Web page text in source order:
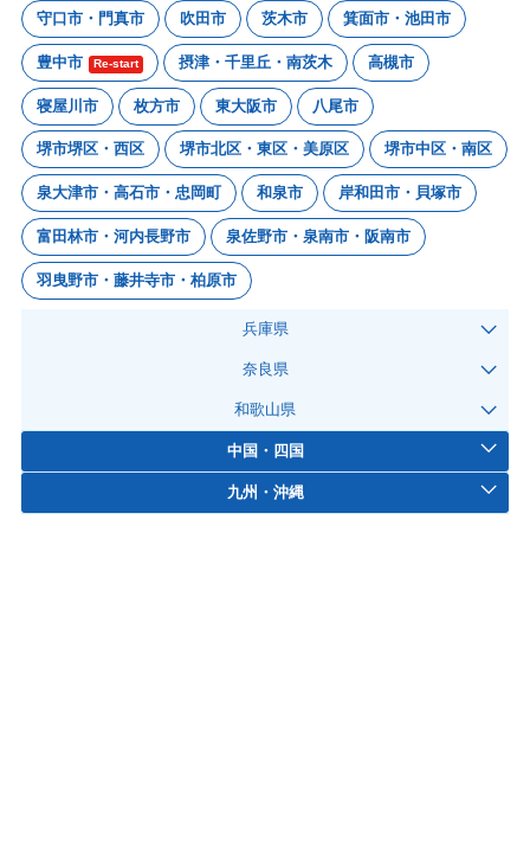
守口市・門真市 吹田市 茨木市 箕面市・池田市
豊中市 Re-start 摂津・千里丘・南茨木 高槻市
寝屋川市 枚方市 東大阪市 八尾市
堺市堺区・西区 堺市北区・東区・美原区 堺市中区・南区
泉大津市・高石市・忠岡町 和泉市 岸和田市・貝塚市
富田林市・河内長野市 泉佐野市・泉南市・阪南市
羽曳野市・藤井寺市・柏原市
兵庫県
奈良県
和歌山県
中国・四国
九州・沖縄